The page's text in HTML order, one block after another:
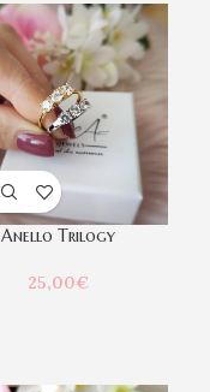
Anello Trilogy
25,00€